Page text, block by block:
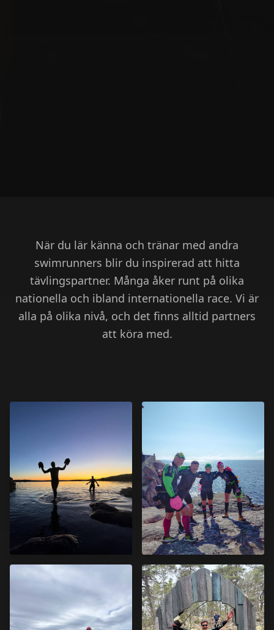
När du lär känna och tränar med andra
swimrunners blir du inspirerad att hitta
tävlingspartner. Många åker runt på olika
nationella och ibland internationella race. Vi är
alla på olika nivå, och det finns alltid partners
att köra med.